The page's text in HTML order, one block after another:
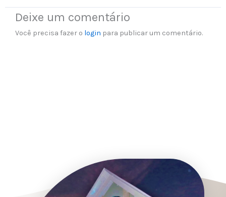
Deixe um comentário
Você precisa fazer o login para publicar um comentário.